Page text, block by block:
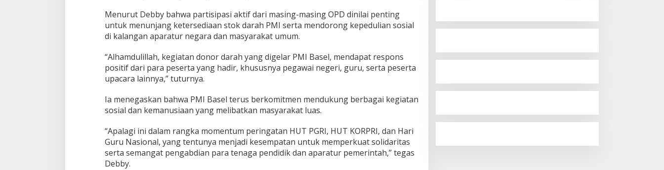
Menurut Debby bahwa partisipasi aktif dari masing-masing OPD dinilai penting
untuk menunjang ketersediaan stok darah PMI serta mendorong kepedulian sosial
di kalangan aparatur negara dan masyarakat umum.
“Alhamdulillah, kegiatan donor darah yang digelar PMI Basel, mendapat respons
positif dari para peserta yang hadir, khususnya pegawai negeri, guru, serta peserta
upacara lainnya,” tuturnya.
Ia menegaskan bahwa PMI Basel terus berkomitmen mendukung berbagai kegiatan
sosial dan kemanusiaan yang melibatkan masyarakat luas.
“Apalagi ini dalam rangka momentum peringatan HUT PGRI, HUT KORPRI, dan Hari
Guru Nasional, yang tentunya menjadi kesempatan untuk memperkuat solidaritas
serta semangat pengabdian para tenaga pendidik dan aparatur pemerintah,” tegas
Debby.